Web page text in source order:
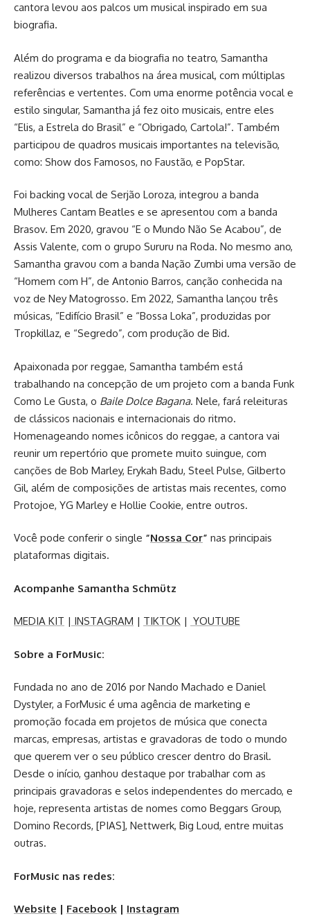
cantora levou aos palcos um musical inspirado em sua
biografia.
Além do programa e da biografia no teatro, Samantha
realizou diversos trabalhos na área musical, com múltiplas
referências e vertentes. Com uma enorme potência vocal e
estilo singular, Samantha já fez oito musicais, entre eles
“Elis, a Estrela do Brasil” e “Obrigado, Cartola!”. Também
participou de quadros musicais importantes na televisão,
como: Show dos Famosos, no Faustão, e PopStar.
Foi backing vocal de Serjão Loroza, integrou a banda
Mulheres Cantam Beatles e se apresentou com a banda
Brasov. Em 2020, gravou “E o Mundo Não Se Acabou”, de
Assis Valente, com o grupo Sururu na Roda. No mesmo ano,
Samantha gravou com a banda Nação Zumbi uma versão de
“Homem com H”, de Antonio Barros, canção conhecida na
voz de Ney Matogrosso. Em 2022, Samantha lançou três
músicas, “Edifício Brasil” e “Bossa Loka”, produzidas por
Tropkillaz, e “Segredo”, com produção de Bid.
Apaixonada por reggae, Samantha também está
trabalhando na concepção de um projeto com a banda Funk
Como Le Gusta, o Baile Dolce Bagana. Nele, fará releituras
de clássicos nacionais e internacionais do ritmo.
Homenageando nomes icônicos do reggae, a cantora vai
reunir um repertório que promete muito suingue, com
canções de Bob Marley, Erykah Badu, Steel Pulse, Gilberto
Gil, além de composições de artistas mais recentes, como
Protojoe, YG Marley e Hollie Cookie, entre outros.
Você pode conferir o single “Nossa Cor” nas principais
plataformas digitais.
Acompanhe Samantha Schmütz
MEDIA KIT | INSTAGRAM | TIKTOK | YOUTUBE
Sobre a ForMusic:
Fundada no ano de 2016 por Nando Machado e Daniel
Dystyler, a ForMusic é uma agência de marketing e
promoção focada em projetos de música que conecta
marcas, empresas, artistas e gravadoras de todo o mundo
que querem ver o seu público crescer dentro do Brasil.
Desde o início, ganhou destaque por trabalhar com as
principais gravadoras e selos independentes do mercado, e
hoje, representa artistas de nomes como Beggars Group,
Domino Records, [PIAS], Nettwerk, Big Loud, entre muitas
outras.
ForMusic nas redes:
Website | Facebook | Instagram